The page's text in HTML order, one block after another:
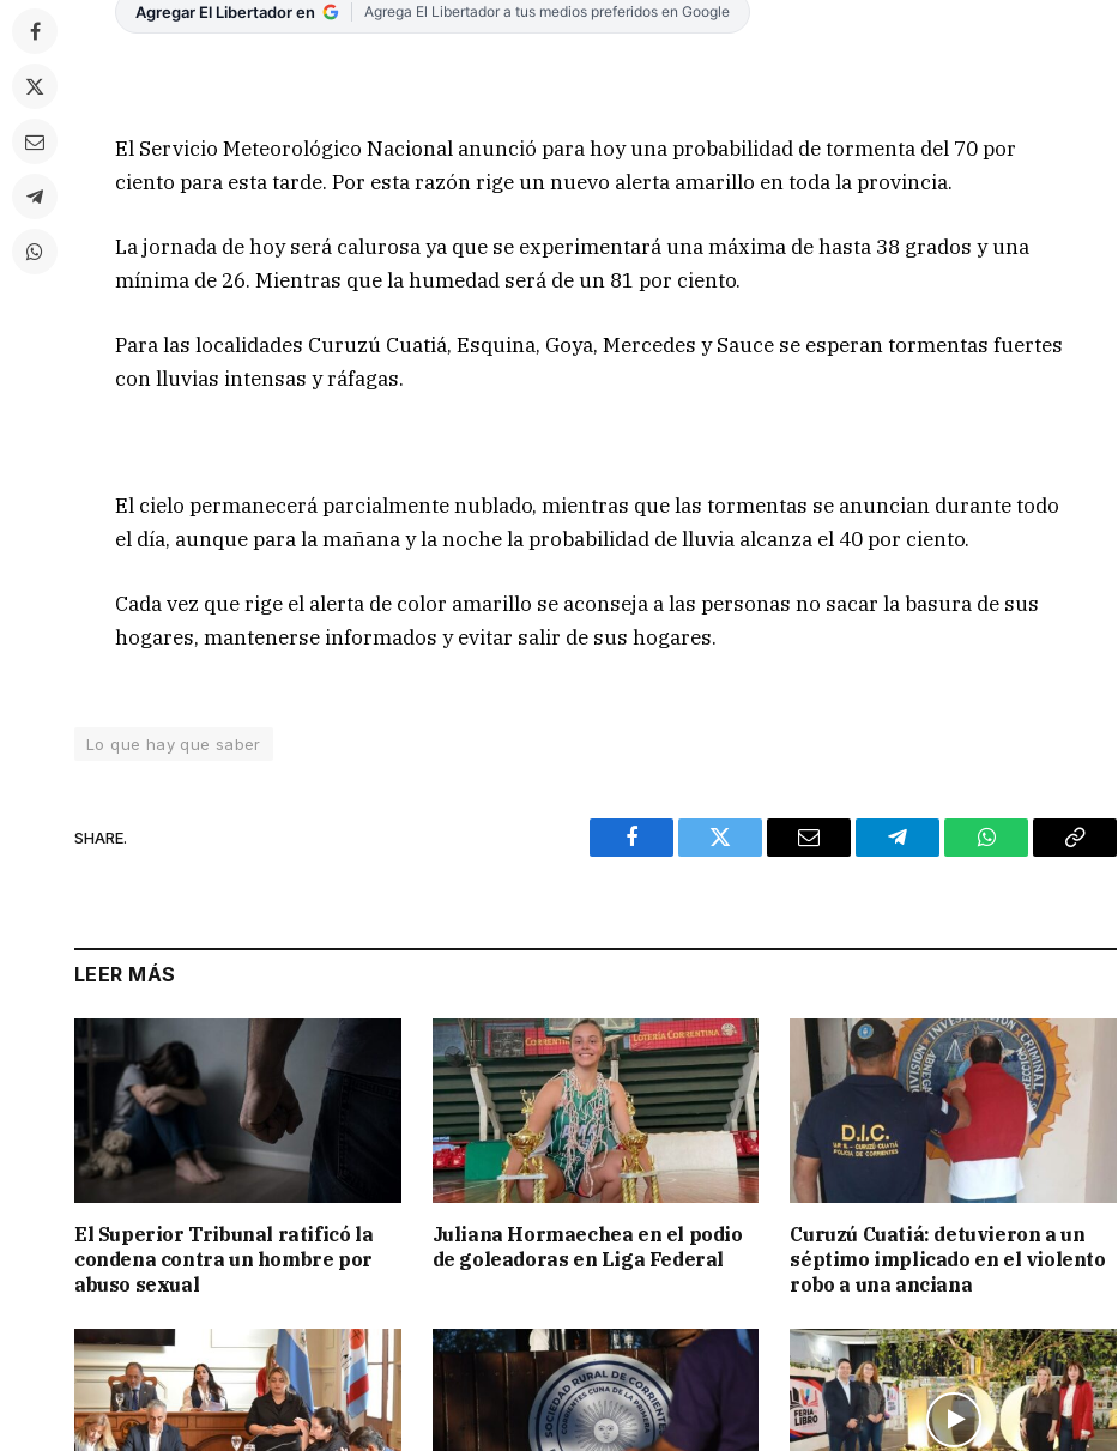
Agregar El Libertador en Agrega El Libertador a tus medios preferidos en Google
El Servicio Meteorológico Nacional anunció para hoy una probabilidad de tormenta del 70 por
ciento para esta tarde. Por esta razón rige un nuevo alerta amarillo en toda la provincia.
La jornada de hoy será calurosa ya que se experimentará una máxima de hasta 38 grados y una
mínima de 26. Mientras que la humedad será de un 81 por ciento.
Para las localidades Curuzú Cuatiá, Esquina, Goya, Mercedes y Sauce se esperan tormentas fuertes
con lluvias intensas y ráfagas.
El cielo permanecerá parcialmente nublado, mientras que las tormentas se anuncian durante todo
el día, aunque para la mañana y la noche la probabilidad de lluvia alcanza el 40 por ciento.
Cada vez que rige el alerta de color amarillo se aconseja a las personas no sacar la basura de sus
hogares, mantenerse informados y evitar salir de sus hogares.
Lo que hay que saber
SHARE.
Facebook Twitter Email Telegram WhatsAppCopy
LEER MÁS
El Superior Tribunal ratificó la
condena contra un hombre por
abuso sexual
Juliana Hormaechea en el podio
de goleadoras en Liga Federal
Curuzú Cuatiá: detuvieron a un
séptimo implicado en el violento
robo a una anciana